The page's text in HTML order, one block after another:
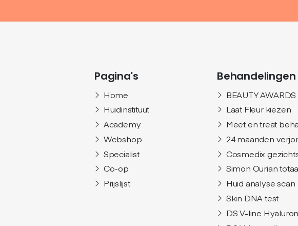
Pagina's
Home
Huidinstituut
Academy
Webshop
Specialist
Co-op
Prijslijst
Behandelingen
BEAUTY
Laat Fleur kiezen
Meet en treat
24 maanden
Cosmedix
Simon Ourian
Huid analyse scan
Skin DNA test
DS V-line